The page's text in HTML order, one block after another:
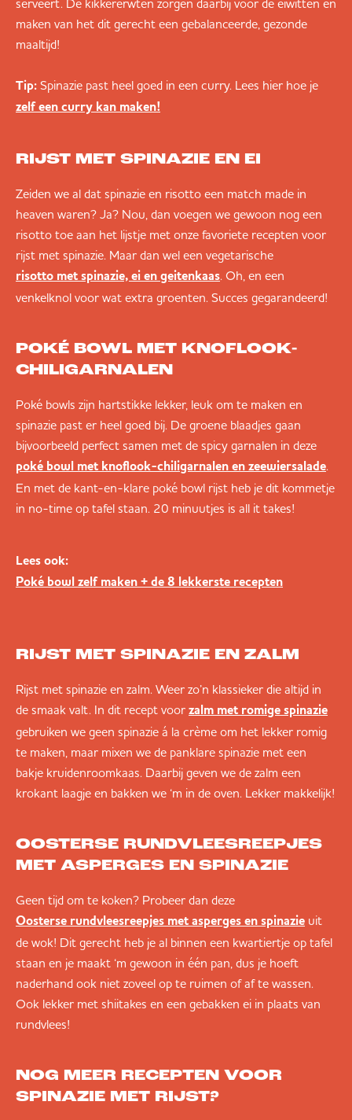
serveert. De kikkererwten zorgen daarbij voor de eiwitten en
maken van het dit gerecht een gebalanceerde, gezonde
maaltijd!
Tip: Spinazie past heel goed in een curry. Lees hier hoe je
zelf een curry kan maken!
RIJST MET SPINAZIE EN EI
Zeiden we al dat spinazie en risotto een match made in
heaven waren? Ja? Nou, dan voegen we gewoon nog een
risotto toe aan het lijstje met onze favoriete recepten voor
rijst met spinazie. Maar dan wel een vegetarische
risotto met spinazie, ei en geitenkaas. Oh, en een
venkelknol voor wat extra groenten. Succes gegarandeerd!
POKÉ BOWL MET KNOFLOOK-
CHILIGARNALEN
Poké bowls zijn hartstikke lekker, leuk om te maken en
spinazie past er heel goed bij. De groene blaadjes gaan
bijvoorbeeld perfect samen met de spicy garnalen in deze
poké bowl met knoflook-chiligarnalen en zeewiersalade.
En met de kant-en-klare poké bowl rijst heb je dit kommetje
in no-time op tafel staan. 20 minuutjes is all it takes!
Lees ook:
Poké bowl zelf maken + de 8 lekkerste recepten
RIJST MET SPINAZIE EN ZALM
Rijst met spinazie en zalm. Weer zo’n klassieker die altijd in
de smaak valt. In dit recept voor zalm met romige spinazie
gebruiken we geen spinazie á la crème om het lekker romig
te maken, maar mixen we de panklare spinazie met een
bakje kruidenroomkaas. Daarbij geven we de zalm een
krokant laagje en bakken we ‘m in de oven. Lekker makkelijk!
OOSTERSE RUNDVLEESREEPJES
MET ASPERGES EN SPINAZIE
Geen tijd om te koken? Probeer dan deze
Oosterse rundvleesreepjes met asperges en spinazie uit
de wok! Dit gerecht heb je al binnen een kwartiertje op tafel
staan en je maakt ‘m gewoon in één pan, dus je hoeft
naderhand ook niet zoveel op te ruimen of af te wassen.
Ook lekker met shiitakes en een gebakken ei in plaats van
rundvlees!
NOG MEER RECEPTEN VOOR
SPINAZIE MET RIJST?